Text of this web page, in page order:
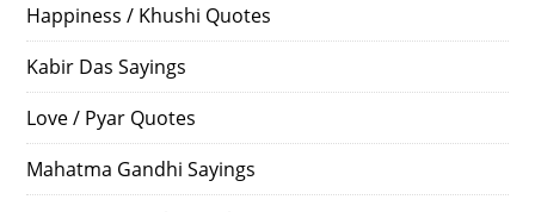
Happiness / Khushi Quotes
Kabir Das Sayings
Love / Pyar Quotes
Mahatma Gandhi Sayings